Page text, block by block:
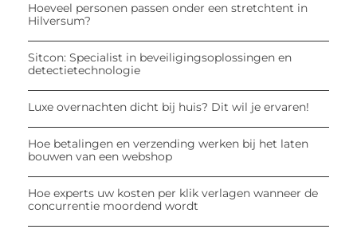
Hoeveel personen passen onder een stretchtent in
Hilversum?
Sitcon: Specialist in beveiligingsoplossingen en
detectietechnologie
Luxe overnachten dicht bij huis? Dit wil je ervaren!
Hoe betalingen en verzending werken bij het laten
bouwen van een webshop
Hoe experts uw kosten per klik verlagen wanneer de
concurrentie moordend wordt